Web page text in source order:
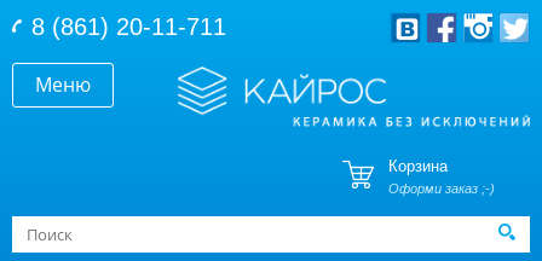
Меню
8 (861) 20-11-711
Корзина
Оформи заказ ;-)
Форма поиска
Поиск